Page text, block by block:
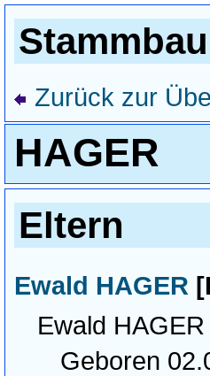
Zurück zur
HAGER
Eltern
Ewald HAGER
Ewald HAGER
Geboren